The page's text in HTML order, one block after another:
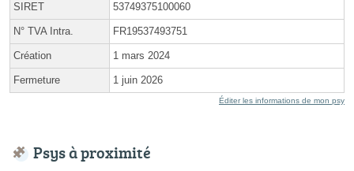
SIRET 53749375100060
N° TVA Intra. FR19537493751
Création 1 mars 2024
Fermeture 1 juin 2026
Éditer les informations de mon psy
Psys à proximité